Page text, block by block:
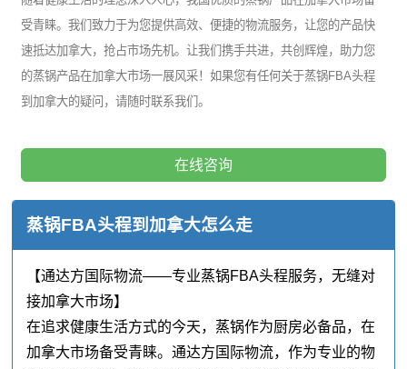
受青睐。我们致力于为您提供高效、便捷的物流服务，让您的产品快
速抵达加拿大，抢占市场先机。让我们携手共进，共创辉煌，助力您
的蒸锅产品在加拿大市场一展风采！如果您有任何关于蒸锅FBA头程
到加拿大的疑问，请随时联系我们。
在线咨询
蒸锅FBA头程到加拿大怎么走
【通达方国际物流——专业蒸锅FBA头程服务，无缝对
接加拿大市场】
在追求健康生活方式的今天，蒸锅作为厨房必备品，在
加拿大市场备受青睐。通达方国际物流，作为专业的物